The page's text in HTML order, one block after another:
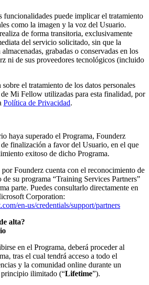
funcionalidades puede implicar el tratamiento
como la imagen y la voz del Usuario.
de forma transitoria, exclusivamente
del servicio solicitado, sin que la
grabadas o conservadas en los
ni de sus proveedores tecnológicos (incluido
el tratamiento de los datos personales
Mi Fellow utilizadas para esta finalidad, por
Política de Privacidad.
haya superado el Programa, Founderz
finalización a favor del Usuario, en el que
exitoso de dicho Programa.
Founderz cuenta con el reconocimiento de
su programa “Training Services Partners”
parte. Puedes consultarlo directamente en
Corporation:
en-us/credentials/support/partners
alta?
en el Programa, deberá proceder al
tras el cual tendrá acceso a todo el
y la comunidad online durante un
ilimitado (“Lifetime”).